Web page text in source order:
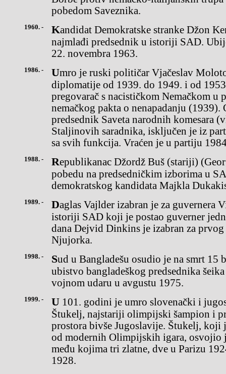
pobedom Saveznika.
1960. - Kandidat Demokratske stranke Džon Kenedi postao je u 43. godini
najmlađi predsednik u istoriji SAD.
22. novembra 1963.
1986. - Umro je ruski političar Vjačeslav Molotov, šef sovjetske
diplomatije od 1939. do 1949. i od
pregovarač s nacističkom Nemačkom u
nemačkog pakta o nenapadanju
predsednik Saveta narodnih komesara
Staljinovih saradnika, isključen je iz
sa svih funkcija. Vraćen je u partiju
1988. - Republikanac Džordž Buš (stariji) (George Bush Sr.) je odneo
pobedu na predsedničkim izborima u
demokratskog kandidata Majkla
1989. - Daglas Vajlder izabran je za guvernera Virdžinije, kao prvi crnac u
istoriji SAD koji je postao guverner
dana Dejvid Dinkins je izabran za
Njujorka.
1998. - Sud u Bangladešu osudio je na smrt 15 bivših oficira, optuženih za
ubistvo bangladeškog predsednika
vojnom udaru u avgustu 1975.
1999. - U 101. godini je umro slovenački i jugoslovenski gimnastičar Leon
Štukelj, najstariji olimpijski šampion i
prostora bivše Jugoslavije. Štukelj, koji
od modernih Olimpijskih igara, osvojio
među kojima tri zlatne, dve u Parizu
1928.